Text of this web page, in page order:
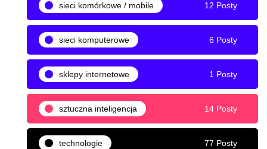
sieci komórkowe / mobile 12 Posty
sieci komputerowe 6 Posty
sklepy internetowe 1 Posty
sztuczna inteligencja 14 Posty
technologie 77 Posty